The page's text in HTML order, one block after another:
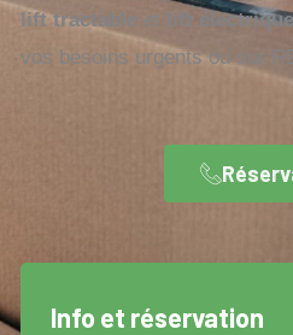
lift tractable et lift
vos besoins urgents ou sur
Info et réservation